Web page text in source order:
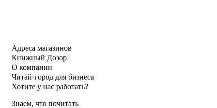
Адреса магазинов
Книжный Дозор
О компании
Читай-город для бизнеса
Хотите у нас работать?
Знаем, что почитать